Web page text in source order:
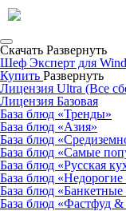
Скачать Развернуть
Шеф Эксперт для
Купить Развернуть
Лицензия Ultra (Все
Лицензия Базовая
База блюд «Тренды»
База блюд «Азия»
База блюд
База блюд «Самые
База блюд «Русская
База блюд «Недорогие
База блюд
База блюд «Фастфуд